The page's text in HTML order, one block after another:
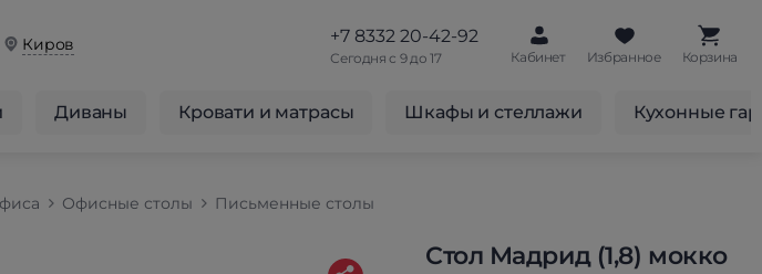
Киров +7 8332 20-42-92
Сегодня с 9 до 17 Кабинет Избранное Корзина
Диваны Кровати и матрасы Шкафы и стеллажи Кухонные
Офисные столы Письменные столы
Стол Мадрид (1,8) мокко